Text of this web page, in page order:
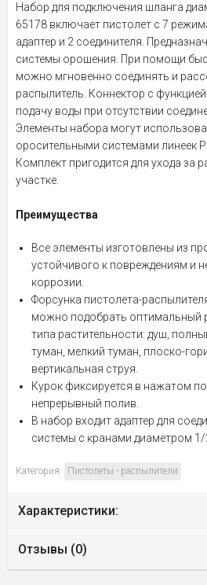
Набор для подключения шланга
65178 включает пистолет с 7
адаптер и 2 соединителя.
системы орошения. При помощи
можно мгновенно соединять и
распылитель. Коннектор с
подачу воды при отсутствии
Элементы набора могут
оросительными системами линеек
Комплект пригодится для ухода за
участке.
Преимущества
Все элементы изготовлены из
устойчивого к повреждениям и
коррозии.
Форсунка пистолета-
можно подобрать оптимальный
типа растительности: душ,
туман, мелкий туман, плоско-
вертикальная струя.
Курок фиксируется в нажатом
непрерывный полив.
В набор входит адаптер для
системы с кранами диаметром
Категория: Пистолеты - распылители
Характеристики:
Отзывы (0)